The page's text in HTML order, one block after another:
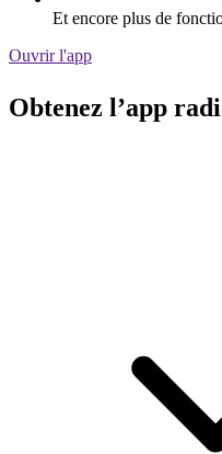
Et encore plus de
Ouvrir l'app
Obtenez l’app